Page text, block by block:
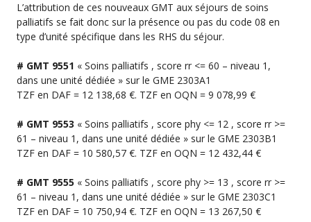
L’attribution de ces nouveaux GMT aux séjours de soins
palliatifs se fait donc sur la présence ou pas du code 08 en
type d’unité spécifique dans les RHS du séjour.
# GMT 9551 « Soins palliatifs , score rr <= 60 – niveau 1,
dans une unité dédiée » sur le GME 2303A1
TZF en DAF = 12 138,68 €. TZF en OQN = 9 078,99 €
# GMT 9553 « Soins palliatifs , score phy <= 12 , score rr >=
61 – niveau 1, dans une unité dédiée » sur le GME 2303B1
TZF en DAF = 10 580,57 €. TZF en OQN = 12 432,44 €
# GMT 9555 « Soins palliatifs , score phy >= 13 , score rr >=
61 – niveau 1, dans une unité dédiée » sur le GME 2303C1
TZF en DAF = 10 750,94 €. TZF en OQN = 13 267,50 €